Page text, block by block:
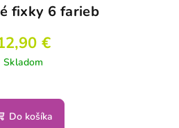
fixky 6 farieb
€
Skladom
Do košíka